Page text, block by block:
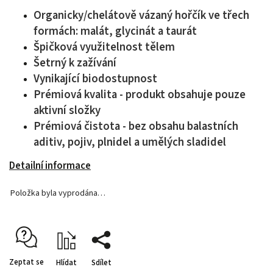
Organicky/chelátově vázaný hořčík ve třech
formách: malát, glycinát a taurát
Špičková využitelnost tělem
Šetrný k zažívání
Vynikající biodostupnost
Prémiová kvalita - produkt obsahuje pouze
aktivní složky
Prémiová čistota - bez obsahu balastních
aditiv, pojiv, plnidel a umělých sladidel
Detailní informace
Položka byla vyprodána…
Zeptat se Hlídat Sdílet